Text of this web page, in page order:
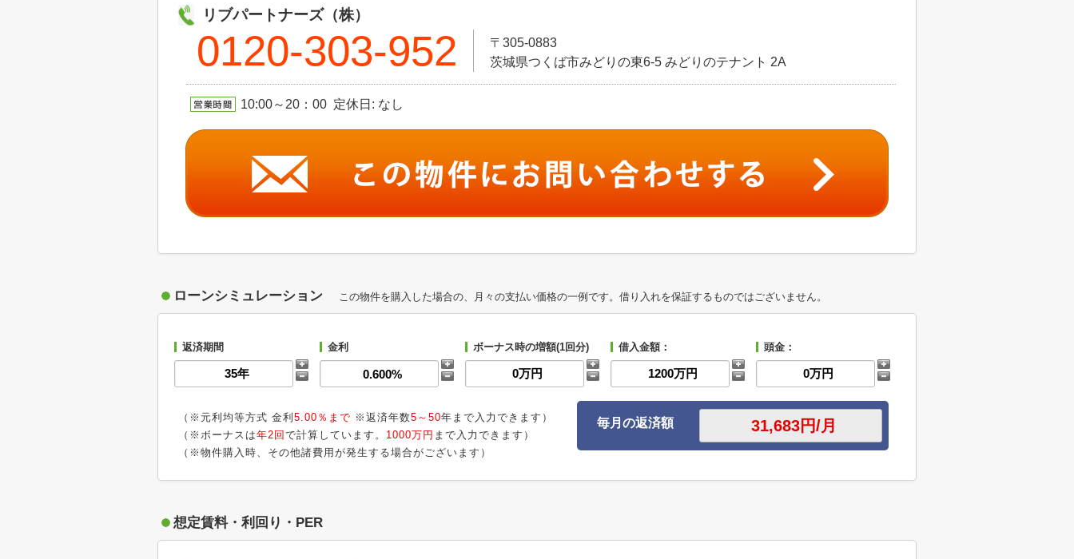
リブパートナーズ（株）
0120-303-952
〒305-0883
茨城県つくば市みどりの東6-5 みどりのテナント 2A
10:00～20：00 定休日: なし
ローンシミュレーション この物件を購入した場合の、月々の支払い価格の一例です。借り入れを保証するものではございません。
返済期間 金利 ボーナス時の増額(1回分) 借入金額： 頭金：
（※元利均等方式 金利 5.00％まで ※返済年数5～50年まで入力できます）
（※ボーナスは年2回 で計算しています。 1000万円 まで入力できます）
（※物件購入時、その他諸費用が発生する場合がございます）
毎月の返済額
想定賃料・利回り・PER